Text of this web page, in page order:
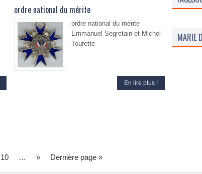
ordre national du mérite
ordre national du mérite
Emmanuel Segretain et Michel
Tourette
En lire plus !
10 … » Dernière page »
MARIE